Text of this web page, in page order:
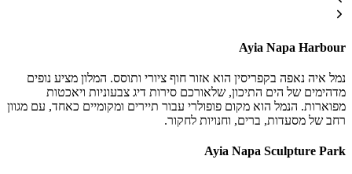
Ayia Napa Harbour
נמל איה נאפה בקפריסין הוא אזור חוף ציורי ותוסס. המלון מציע נופים
מדהימים של הים התיכון, שלאורכם סירות דיג צבעוניות ויאכטות
מפוארות. הנמל הוא מקום פופולרי עבור תיירים ומקומיים כאחד, עם מגוון
רחב של מסעדות, ברים, וחנויות לחקור.
Ayia Napa Sculpture Park